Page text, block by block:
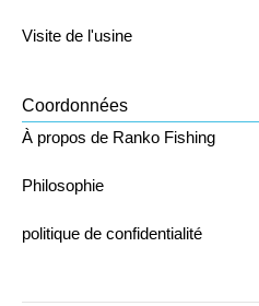
Visite de l'usine
Coordonnées
À propos de Ranko Fishing
Philosophie
politique de confidentialité